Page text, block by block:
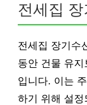
전세집
전세집 장기수
동안 건물 유
입니다. 이는
하기 위해 설